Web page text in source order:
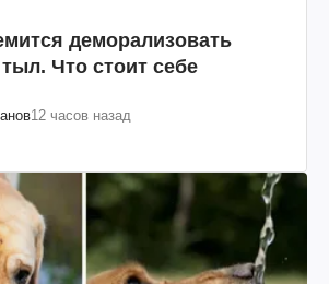
деморализовать
Что стоит себе
12 часов назад